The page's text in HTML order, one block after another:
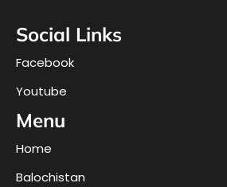
Social Links
Facebook
Youtube
Menu
Home
Balochistan